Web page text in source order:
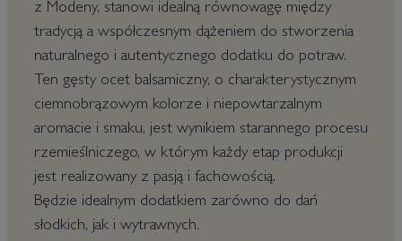
z Modeny, stanowi idealną równowagę między
tradycją a współczesnym dążeniem do stworzenia
naturalnego i autentycznego dodatku do potraw.
Ten gęsty ocet balsamiczny, o charakterystycznym
ciemnobrązowym kolorze i niepowtarzalnym
aromacie i smaku, jest wynikiem starannego procesu
rzemieślniczego, w którym każdy etap produkcji
jest realizowany z pasją i fachowością.
Będzie idealnym dodatkiem zarówno do dań
słodkich, jak i wytrawnych.